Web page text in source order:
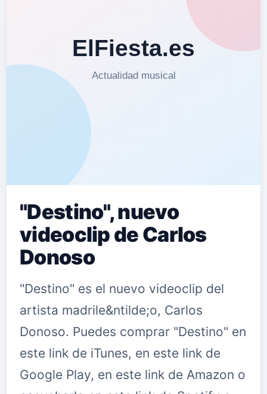
"Destino", nuevo
videoclip de Carlos
Donoso
"Destino" es el nuevo videoclip del
artista madrile&ntilde;o, Carlos
Donoso. Puedes comprar "Destino" en
este link de iTunes, en este link de
Google Play, en este link de Amazon o